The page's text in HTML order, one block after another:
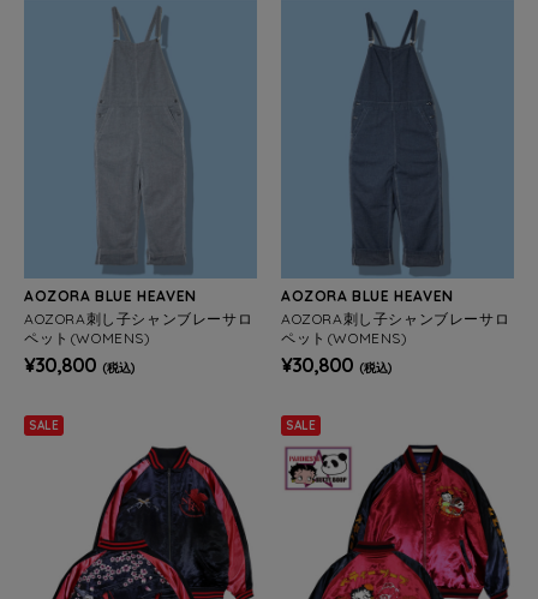
AOZORA BLUE HEAVEN
AOZORA刺し子シャンブレーサロ
ペット(WOMENS)
¥30,800 (税込)
AOZORA BLUE HEAVEN
AOZORA刺し子シャンブレーサロ
ペット(WOMENS)
¥30,800 (税込)
SALE SALE